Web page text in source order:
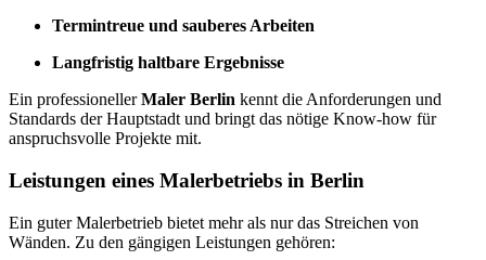
Termintreue und sauberes Arbeiten
Langfristig haltbare Ergebnisse
Ein professionellerMaler Berlin kennt die Anforderungen und
Standards der Hauptstadt und bringt das nötige Know-how für
anspruchsvolle Projekte mit.
Leistungen eines Malerbetriebs in Berlin
Ein guter Malerbetrieb bietet mehr als nur das Streichen von
Wänden. Zu den gängigen Leistungen gehören: